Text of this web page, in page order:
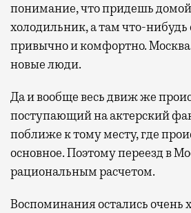
понимание, что придешь
холодильник, а там что-нибудь
привычно и комфортно.
новые люди.
Да и вообще весь движ же
поступающий на актерский
поближе к тому месту, где
основное. Поэтому переезд в
рациональным расчетом.
Воспоминания остались очень